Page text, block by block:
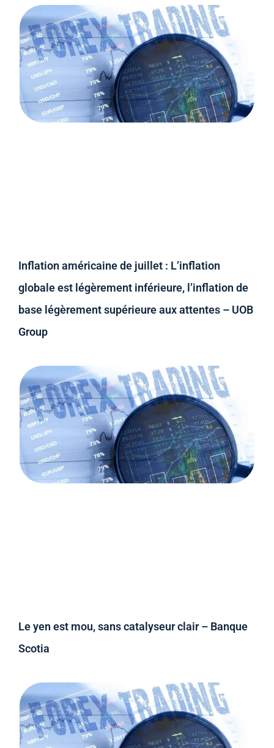
Inflation américaine de juillet : L’inflation
globale est légèrement inférieure, l’inflation de
base légèrement supérieure aux attentes – UOB
Group
Le yen est mou, sans catalyseur clair – Banque
Scotia